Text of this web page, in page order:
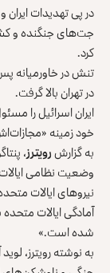
در پی تهدیدات ایران
جت‌های جنگنده و
کرد.
تنش در خاورمیانه
در تهران بالا گرفت.
ایران اسرائیل را
خود زمینه
به گزارشرویترز،
وضعیت نظامی
نیروهای ایالات
آمادگی ایالات
شده است.»
به نوشته رویترز،